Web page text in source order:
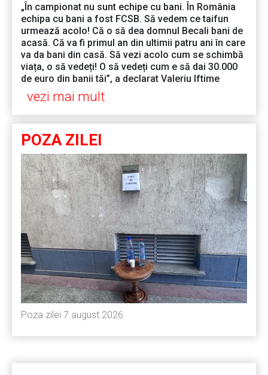
„În campionat nu sunt echipe cu bani. În România
echipa cu bani a fost FCSB. Să vedem ce taifun
urmează acolo! Că o să dea domnul Becali bani de
acasă. Că va fi primul an din ultimii patru ani în care
va da bani din casă. Să vezi acolo cum se schimbă
viața, o să vedeți! O să vedeți cum e să dai 30.000
de euro din banii tăi”, a declarat Valeriu Iftime
vezi mai mult
POZA ZILEI
Poza zilei 7 august 2026